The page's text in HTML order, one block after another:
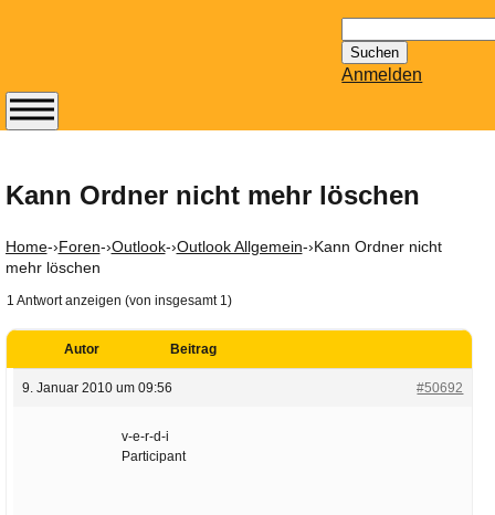
nach:
Anmelden
Kann Ordner nicht mehr löschen
Home-›Foren-›Outlook-›Outlook Allgemein-›Kann Ordner nicht
mehr löschen
1 Antwort anzeigen (von insgesamt 1)
Autor Beitrag
9. Januar 2010 um 09:56 #50692
v-e-r-d-i
Participant
Abonnieren Sie den
erscheinenden
Mailhilfe.de
kostenlos.
Der ständig aktuelle
Email für Sie
bereithält!
Wie z.B. Outlook,
oder auch
KuNoMail, usw.